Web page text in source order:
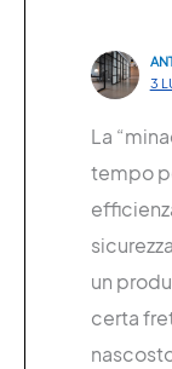
3
La
tempo
un
certa